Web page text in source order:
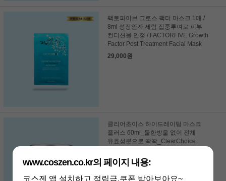
팩토파이브 그로스 팩터 마스크 1매 /
8ml 성장인자 세럼 집중투여로 피부
컨디션을 안정 / FACTORFIVE Growth
Factor Post Treatment Facial Mask
29,000원
클리어초이스 하이드레이팅 마스크
플러스 60ml_물한방울 없이 전체
유효성분으로 꽉꽉_ClearChoice
89,000원
www.coszen.co.kr의 페이지 내용:
코스젠 앱 설치하고 적립금.쿠폰 받아보아요~